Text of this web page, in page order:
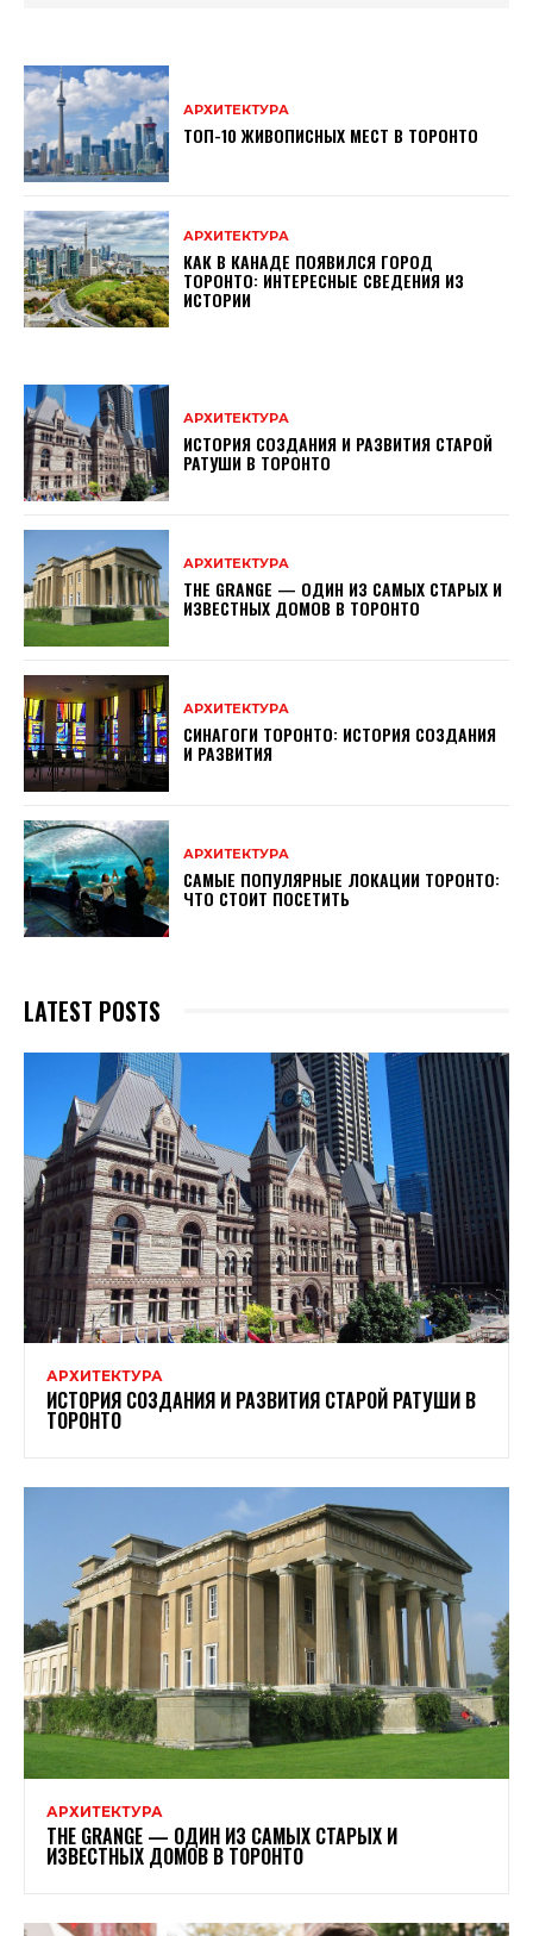
АРХИТЕКТУРА
ТОП-10 ЖИВОПИСНЫХ МЕСТ В ТОРОНТО
АРХИТЕКТУРА
КАК В КАНАДЕ ПОЯВИЛСЯ ГОРОД
ТОРОНТО: ИНТЕРЕСНЫЕ СВЕДЕНИЯ ИЗ
ИСТОРИИ
АРХИТЕКТУРА
ИСТОРИЯ СОЗДАНИЯ И РАЗВИТИЯ СТАРОЙ
РАТУШИ В ТОРОНТО
АРХИТЕКТУРА
THE GRANGE — ОДИН ИЗ САМЫХ СТАРЫХ И
ИЗВЕСТНЫХ ДОМОВ В ТОРОНТО
АРХИТЕКТУРА
СИНАГОГИ ТОРОНТО: ИСТОРИЯ СОЗДАНИЯ
И РАЗВИТИЯ
АРХИТЕКТУРА
САМЫЕ ПОПУЛЯРНЫЕ ЛОКАЦИИ ТОРОНТО:
ЧТО СТОИТ ПОСЕТИТЬ
LATEST POSTS
АРХИТЕКТУРА
ИСТОРИЯ СОЗДАНИЯ И РАЗВИТИЯ СТАРОЙ РАТУШИ В
ТОРОНТО
АРХИТЕКТУРА
THE GRANGE — ОДИН ИЗ САМЫХ СТАРЫХ И
ИЗВЕСТНЫХ ДОМОВ В ТОРОНТО